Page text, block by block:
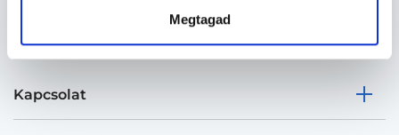
Megtagad
Kapcsolat